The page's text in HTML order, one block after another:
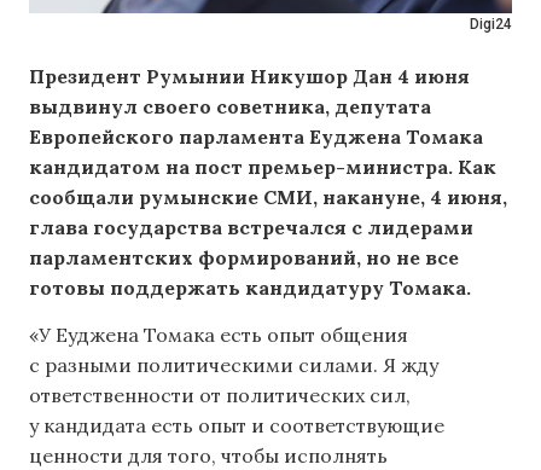
Digi24
Президент Румынии Никушор Дан 4 июня
выдвинул своего советника, депутата
Европейского парламента Еуджена Томака
кандидатом на пост премьер-министра. Как
сообщали румынские СМИ, накануне, 4 июня,
глава государства встречался с лидерами
парламентских формирований, но не все
готовы поддержать кандидатуру Томака.
«У Еуджена Томака есть опыт общения
с разными политическими силами. Я жду
ответственности от политических сил,
у кандидата есть опыт и соответствующие
ценности для того, чтобы исполнять